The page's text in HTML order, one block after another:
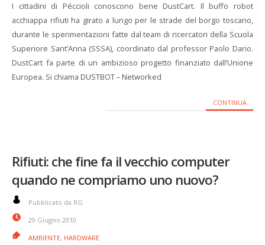
I cittadini di Péccioli conoscono bene DustCart. Il buffo robot
acchiappa rifiuti ha girato a lungo per le strade del borgo toscano,
durante le sperimentazioni fatte dal team di ricercatori della Scuola
Superiore Sant’Anna (SSSA), coordinato dal professor Paolo Dario.
DustCart fa parte di un ambizioso progetto finanziato dall’Unione
Europea. Si chiama DUSTBOT – Networked
CONTINUA
Rifiuti: che fine fa il vecchio computer
quando ne compriamo uno nuovo?
Pubblicato da RG
29 Giugno 2010
AMBIENTE, HARDWARE